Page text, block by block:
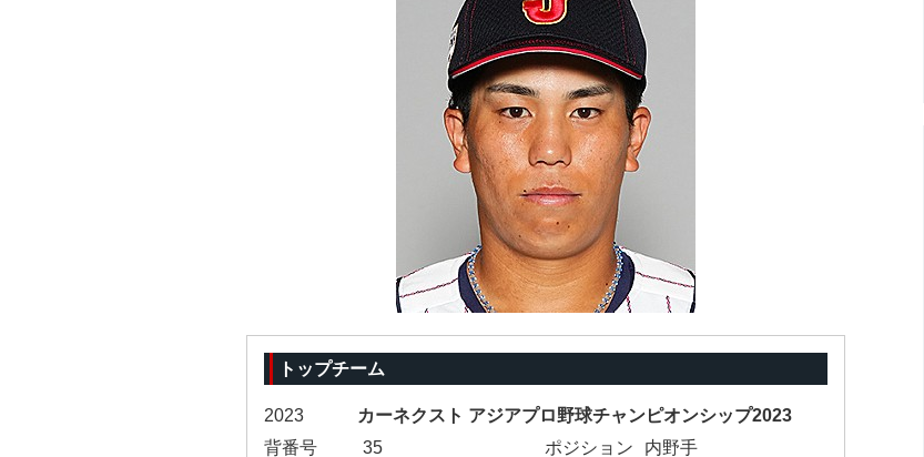
トップチーム
2023
カーネクスト アジアプロ野球チャンピオンシップ2023
背番号
35 ポジション
内野手